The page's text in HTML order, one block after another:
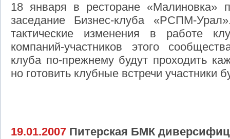
18 января в ресторане «Малиновка»
заседание Бизнес-клуба «РСПМ-
тактические изменения в работе
компаний-участников этого
клуба по-прежнему будут проходить
но готовить клубные встречи участники
19.01.2007 Питерская БМК